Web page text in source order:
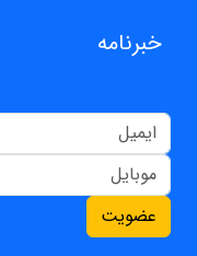
خبرنامه
عضویت